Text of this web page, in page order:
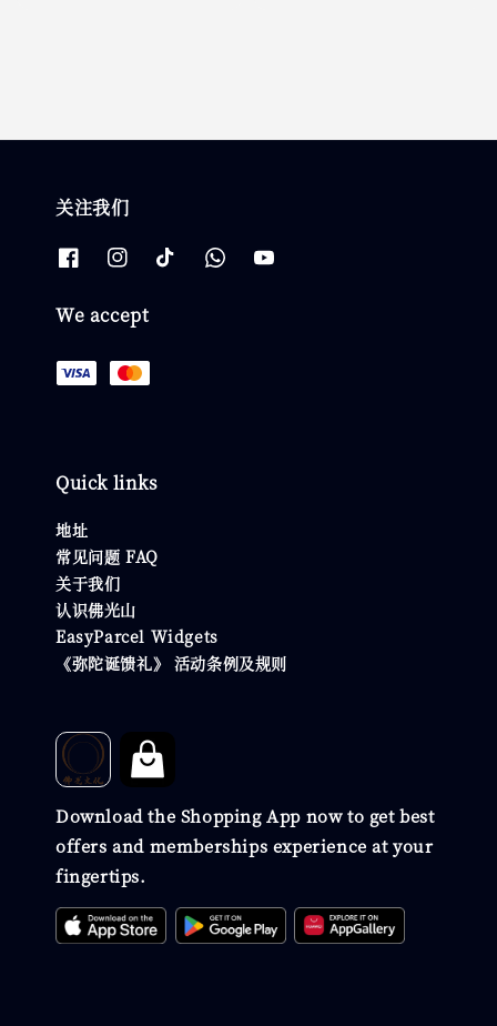
关注我们
We accept
Quick links
地址
常见问题 FAQ
关于我们
认识佛光山
EasyParcel Widgets
《弥陀诞馈礼》 活动条例及规则
Download the Shopping App now to get best
offers and memberships experience at your
fingertips.